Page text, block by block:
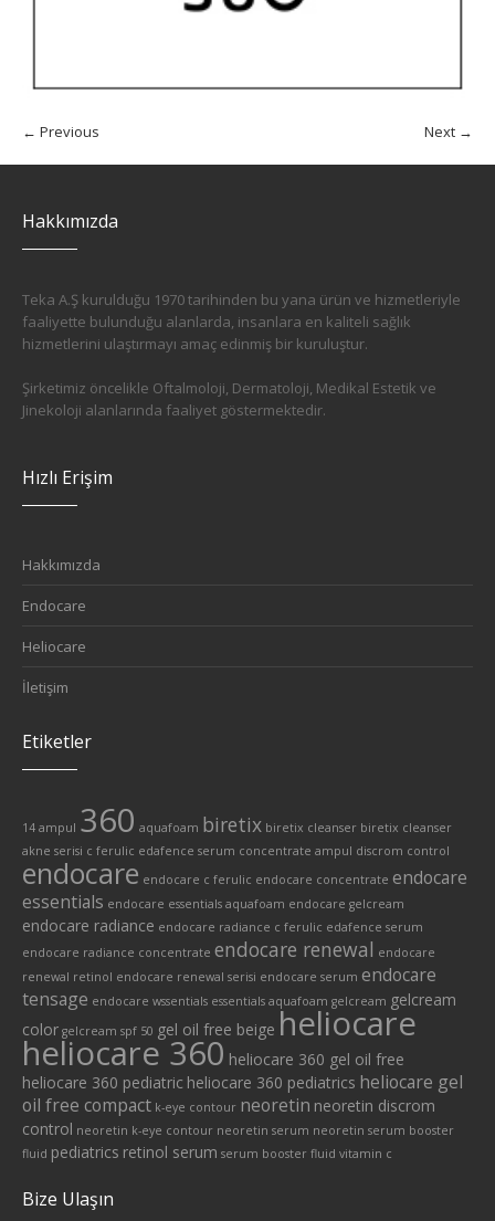
← Previous Next →
Hakkımızda
Teka A.Ş kurulduğu 1970 tarihinden bu yana ürün ve hizmetleriyle
faaliyette bulunduğu alanlarda, insanlara en kaliteli sağlık
hizmetlerini ulaştırmayı amaç edinmiş bir kuruluştur.
Şirketimiz öncelikle Oftalmoloji, Dermatoloji, Medikal Estetik ve
Jinekoloji alanlarında faaliyet göstermektedir.
Hızlı Erişim
Hakkımızda
Endocare
Heliocare
İletişim
Etiketler
14 ampul 360 aquafoam biretix biretix cleanser biretix cleanser
akne serisi c ferulic edafence serum concentrate ampul discrom control
endocare endocare c ferulic endocare concentrate endocare
essentials endocare essentials aquafoam endocare gelcream
endocare radiance endocare radiance c ferulic edafence serum
endocare radiance concentrate endocare renewal endocare
renewal retinol endocare renewal serisi endocare serum endocare
tensage endocare wssentials essentials aquafoam gelcream gelcream
color gelcream spf 50 gel oil free beige heliocare
heliocare 360 heliocare 360 gel oil free
heliocare 360 pediatric heliocare 360 pediatrics heliocare gel
oil free compact k-eye contour neoretin neoretin discrom
control neoretin k-eye contour neoretin serum neoretin serum booster
fluid pediatrics retinol serum serum booster fluid vitamin c
Bize Ulaşın